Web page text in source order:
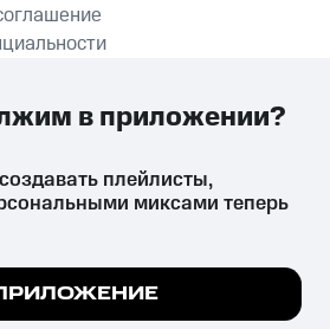
ПРИЛОЖЕНИЕ
аналогов причиняет вред здоровью,
и влечёт установленную
чтобы на сайте все
плейлисты,
миксами теперь